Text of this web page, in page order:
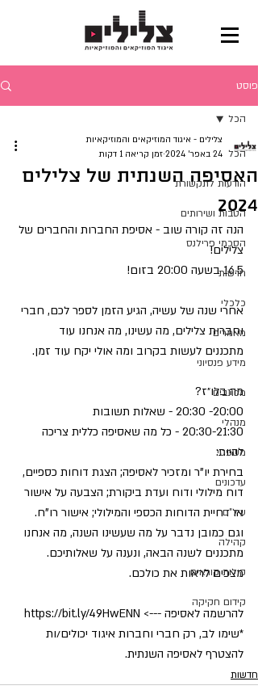
פוסט
הכל
הודעות לתקשורת
הטבות ושירותים
הסכמי פרילנס
חדשות
כלכלי
מאמרים
מידע פנסיוני
מכתבים
מנהלי
משפטי
עדכונים
עיל"ם
קהילה
קולות קוראים
קידום חקיקה
הכל
האסיפה השנתית של צלילים
2024
צלילים - איגוד המוזיקאים והמוזיקאיות
24 באפר׳ 2024
זמן קריאה 1 דקות
הנה זה קורה שוב - אסיפת החברות והחברים של
צלילים!
16.5 בשעה 20:00 בזום!
אחרי שנה של עשיה, הגיע הזמן לספר לכם, חברי
וחברות צלילים, מה עשינו, מה אנחנו עוד
מתכננים לעשות בקרוב ומה אולי יקח עוד זמן.
מה בלו״ז?
20:00- 20:30 - שאלות תשובות
20:30-21:30 - כל מה שאסיפה כללית צריכה
להיות:
בחירת יו"ר ומזכיר לאסיפה; הצגת דוחות כספיים,
דוח מילולי ודוח ועדת ביקורת; הצבעה על אישור
או דחיית הדוחות הכספי והמילולי; אישור רו"ח.
וגם כמובן נדבר על מה שעשינו השנה, מה אנחנו
מתכננים לשנה הבאה, ונענה על שאלותיכם.
מצפים לראות את כולכם.
להרשמה לאסיפה ---> https://bit.ly/49HwENN
*שימו לב, רק חברי וחברות איגוד יכולים/ות
להצטרף לאסיפה השנתית.
חדשות